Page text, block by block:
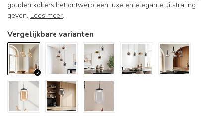
gouden kokers het ontwerp een luxe en elegante uitstraling
geven. Lees meer.
Vergelijkbare varianten